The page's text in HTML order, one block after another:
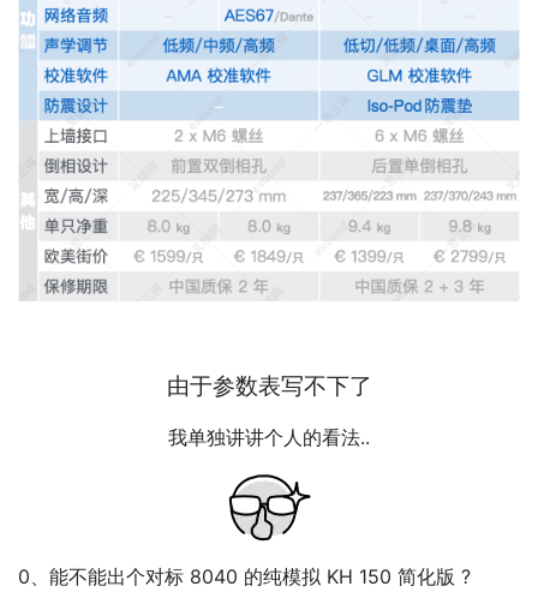
由于参数表写不下了
我单独讲讲个人的看法..
0、能不能出个对标 8040 的纯模拟 KH 150 简化版 ?